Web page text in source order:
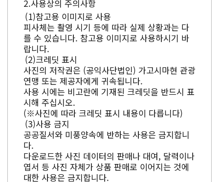
사용상의 주의사항
참고용 이미지로 사용
피사체는 촬영 시기 등에 따라 실제 상황과는 다
를 수 있습니다. 참고용 이미지로 사용하시기 바
랍니다.
크레딧 표시
사진의 저작권은 (공익사단법인) 가고시마현 관광
연맹 또는 제공자에게 귀속됩니다.
사용 시에는 비고란에 기재된 크레딧을 반드시 표
시해 주십시오.
(※사진에 따라 크레딧 표시 내용이 다릅니다)
사용 금지
공공질서와 미풍양속에 반하는 사용은 금지합니
다.
다운로드한 사진 데이터의 판매나 대여, 달력이나
엽서 등 사진 자체가 상품 판매로 이어지는 것에
대한 사용은 금지합니다.